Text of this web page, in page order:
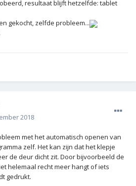
resultaat blijft hetzelfde: tablet
gekocht, zelfde probleem...
2018
met het automatisch openen van
zelf. Het kan zijn dat het klepje
de deur dicht zit. Door bijvoorbeeld de
helemaal recht meer hangt of iets
gedrukt.